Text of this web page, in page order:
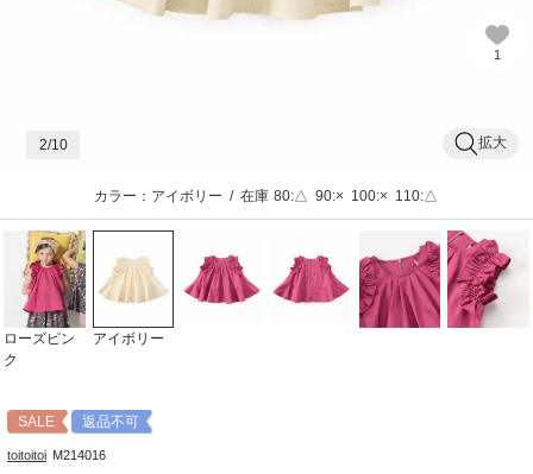
1
拡大
2/10
カラー：アイボリー / 在庫 80:△ 90:× 100:× 110:△
ローズピン
ク
アイボリー
SALE 返品不可
toitoitoi M214016